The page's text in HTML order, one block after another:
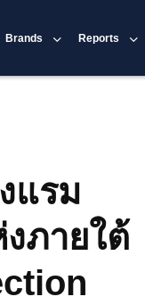
Brands Reports
แรม
ภายใต้